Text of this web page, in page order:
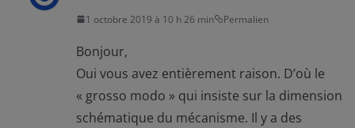
1 octobre 2019 à 10 h 26 min Permalien
Bonjour,
Oui vous avez entièrement raison. D’où le
« grosso modo » qui insiste sur la dimension
schématique du mécanisme. Il y a des